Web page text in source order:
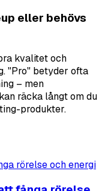
eller behövs
kvalitet och
"Pro" betyder ofta
– men
räcka långt om du
produkter.